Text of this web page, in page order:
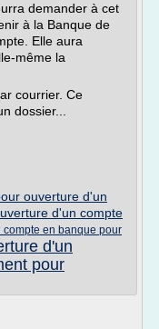
demander à cet
à la Banque de
Elle aura
même la
courrier. Ce
dossier...
ouverture d'un
d'un compte
compte en banque pour
d'un
pour